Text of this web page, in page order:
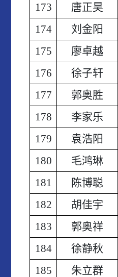
173
唐正昊
174
刘金阳
175
廖卓越
176
徐子轩
177
郭奥胜
178
李家乐
179
袁浩阳
180
毛鸿琳
181
陈博聪
182
胡佳宇
183
郭奥祥
184
徐静秋
185
朱立群